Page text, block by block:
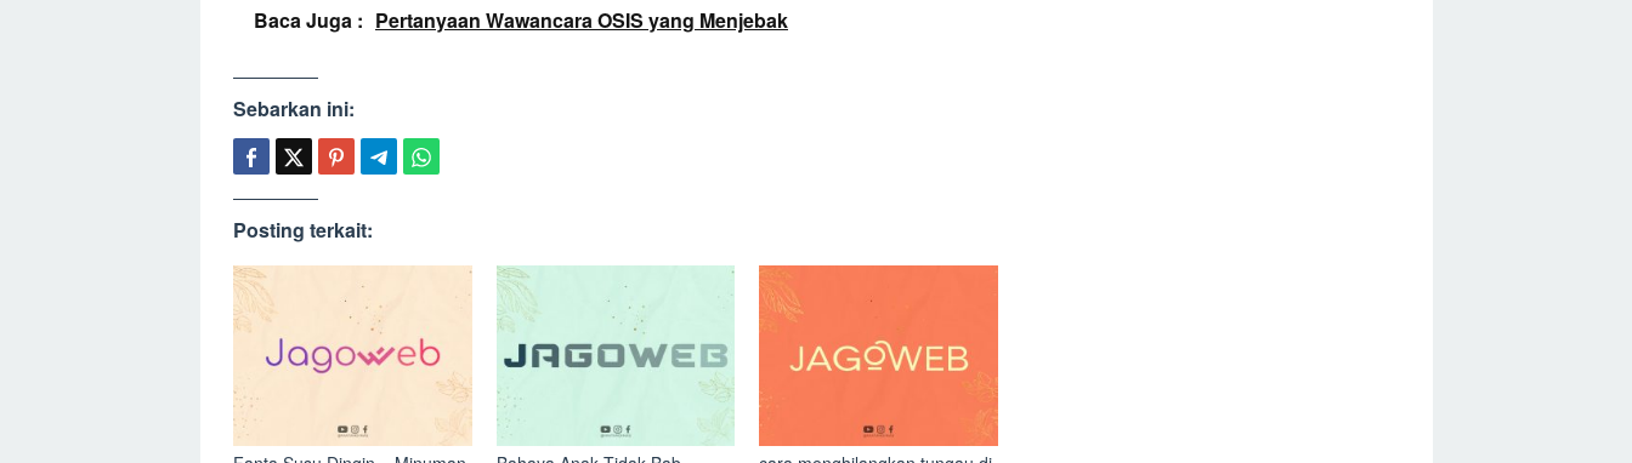
Baca Juga : Pertanyaan Wawancara OSIS yang Menjebak
Sebarkan ini:
Posting terkait: